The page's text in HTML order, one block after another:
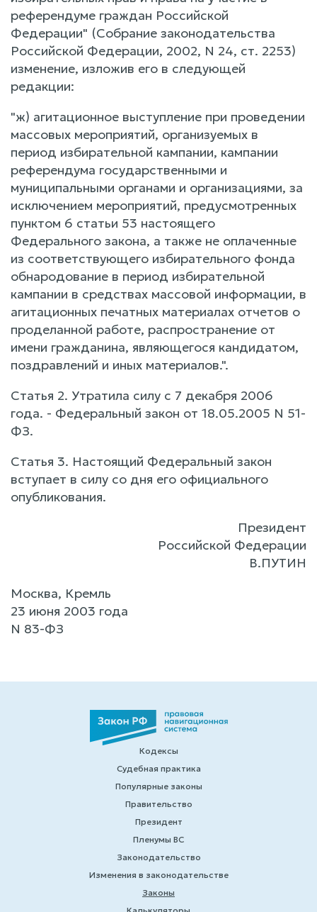
референдуме граждан Российской
Федерации" (Собрание законодательства
Российской Федерации, 2002, N 24, ст. 2253)
изменение, изложив его в следующей
редакции:
"ж) агитационное выступление при проведении
массовых мероприятий, организуемых в
период избирательной кампании, кампании
референдума государственными и
муниципальными органами и организациями, за
исключением мероприятий, предусмотренных
пунктом 6 статьи 53 настоящего
Федерального закона, а также не оплаченные
из соответствующего избирательного фонда
обнародование в период избирательной
кампании в средствах массовой информации, в
агитационных печатных материалах отчетов о
проделанной работе, распространение от
имени гражданина, являющегося кандидатом,
поздравлений и иных материалов.".
Статья 2. Утратила силу с 7 декабря 2006
года. - Федеральный закон от 18.05.2005 N 51-
ФЗ.
Статья 3. Настоящий Федеральный закон
вступает в силу со дня его официального
опубликования.
Президент
Российской Федерации
В.ПУТИН
Москва, Кремль
23 июня 2003 года
N 83-ФЗ
Кодексы
Судебная практика
Популярные законы
Правительство
Президент
Пленумы ВС
Законодательство
Изменения в законодательстве
Законы